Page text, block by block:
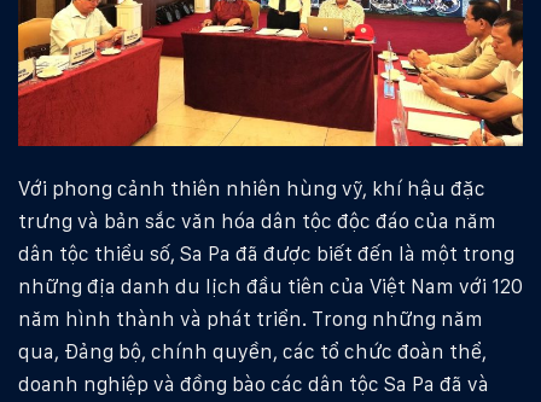
Với phong cảnh thiên nhiên hùng vỹ, khí hậu đặc
trưng và bản sắc văn hóa dân tộc độc đáo của năm
dân tộc thiểu số, Sa Pa đã được biết đến là một trong
những địa danh du lịch đầu tiên của Việt Nam với 120
năm hình thành và phát triển. Trong những năm
qua, Đảng bộ, chính quyền, các tổ chức đoàn thể,
doanh nghiệp và đồng bào các dân tộc Sa Pa đã và